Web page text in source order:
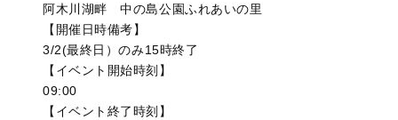
阿木川湖畔 中の島公園ふれあいの里
【開催日時備考】
3/2(最終日）のみ15時終了
【イベント開始時刻】
09:00
【イベント終了時刻】